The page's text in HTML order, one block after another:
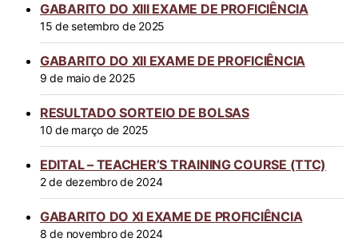
GABARITO DO XIII EXAME DE PROFICIÊNCIA
15 de setembro de 2025
GABARITO DO XII EXAME DE PROFICIÊNCIA
9 de maio de 2025
RESULTADO SORTEIO DE BOLSAS
10 de março de 2025
EDITAL – TEACHER’S TRAINING COURSE (TTC)
2 de dezembro de 2024
GABARITO DO XI EXAME DE PROFICIÊNCIA
8 de novembro de 2024